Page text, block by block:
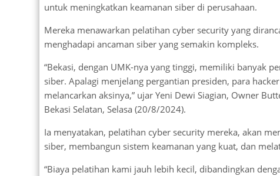
untuk meningkatkan keamanan siber di perusahaan.
Mereka menawarkan pelatihan cyber security yang
menghadapi ancaman siber yang semakin kompleks.
“Bekasi, dengan UMK-nya yang tinggi, memiliki banyak
siber. Apalagi menjelang pergantian presiden, para
melancarkan aksinya,” ujar Yeni Dewi Siagian, Owner
Bekasi Selatan, Selasa (20/8/2024).
Ia menyatakan, pelatihan cyber security mereka, akan
siber, membangun sistem keamanan yang kuat, dan
“Biaya pelatihan kami jauh lebih kecil, dibandingkan